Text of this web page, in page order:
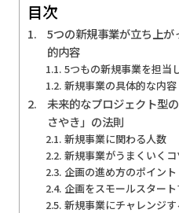
目次
5つの新規事業が立ち上
的内容
5つもの新規事業を担当
新規事業の具体的な内容
未来的なプロジェクト型
さやき」の法則
新規事業に関わる人数
新規事業がうまくいくコ
企画の進め方のポイント
企画をスモールスター
新規事業にチャレンジ